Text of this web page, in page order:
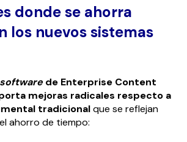
donde se ahorra
los nuevos sistemas
software de Enterprise Content
mejoras radicales respecto a
tradicionalque se reflejan
ahorro de tiempo: